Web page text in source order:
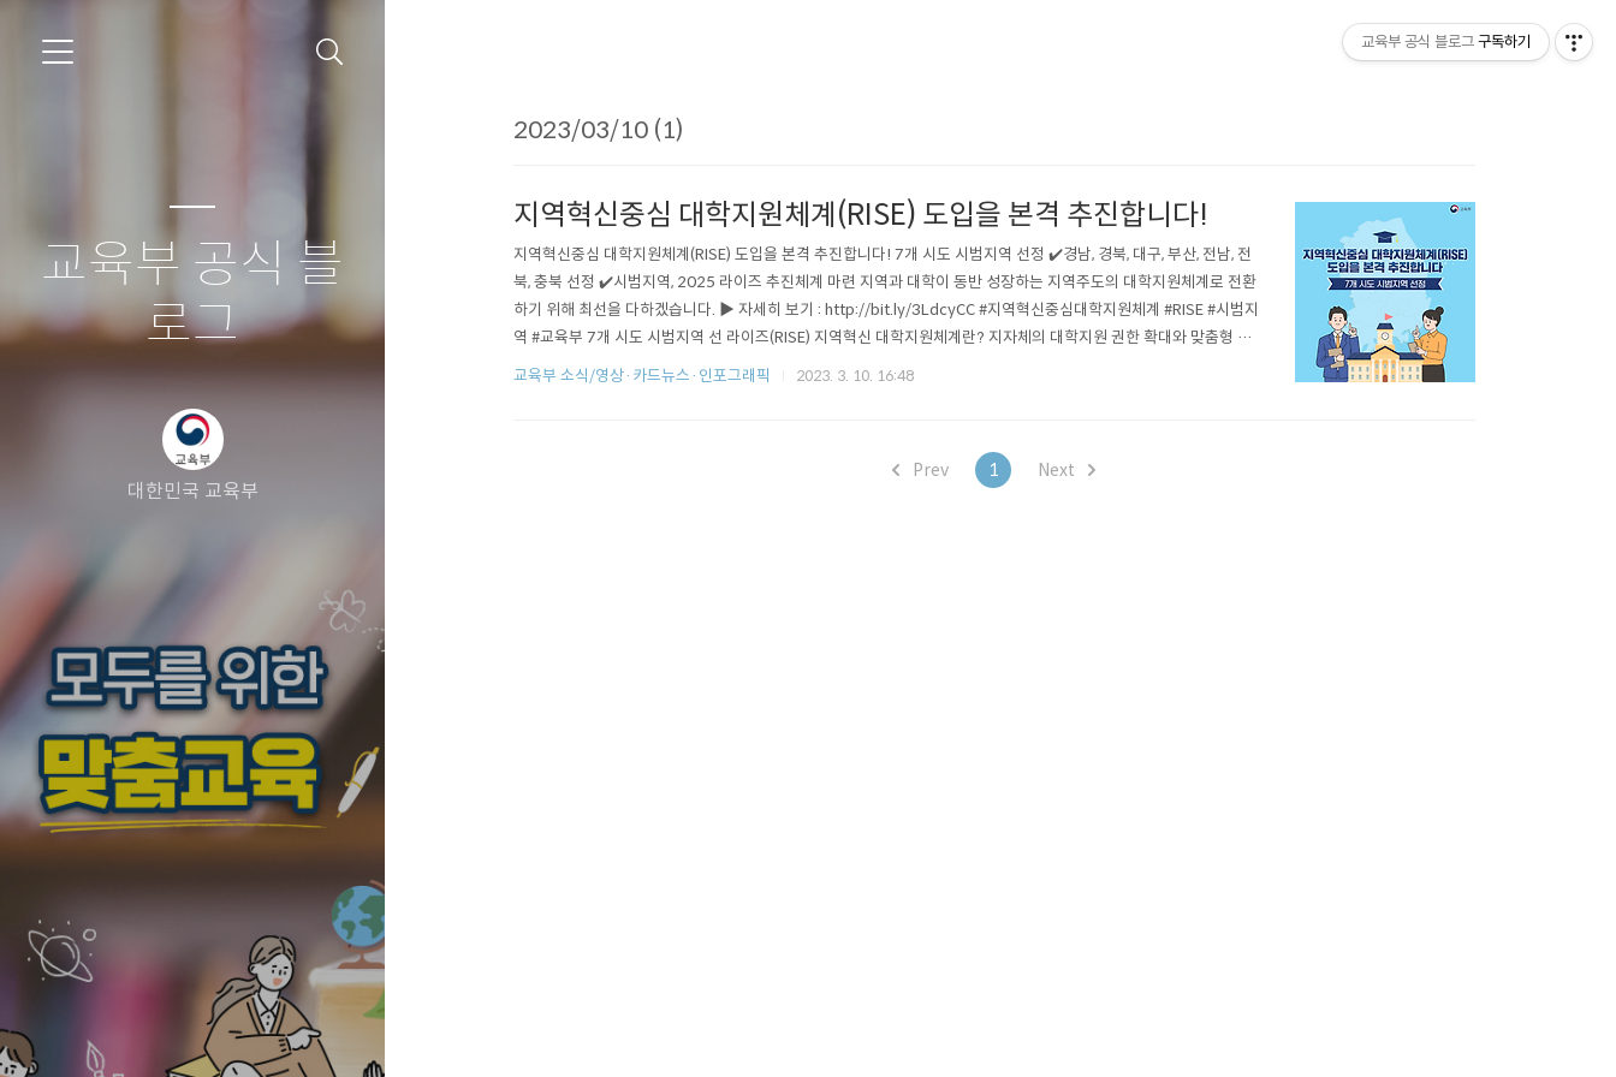
교육부 공식 블
로그
대한민국 교육부
2023/03/10 (1)
지역혁신중심 대학지원체계(RISE) 도입을 본격 추진합니다!
지역혁신중심 대학지원체계(RISE) 도입을 본격 추진합니다! 7개 시도 시범지역 선정 ✔️경남, 경북, 대구, 부산, 전남, 전
북, 충북 선정 ✔️시범지역, 2025 라이즈 추진체계 마련 지역과 대학이 동반 성장하는 지역주도의 대학지원체계로 전환
하기 위해 최선을 다하겠습니다. ▶ 자세히 보기 : http://bit.ly/3LdcyCC #지역혁신중심대학지원체계 #RISE #시범지
역 #교육부 7개 시도 시범지역 선 라이즈(RISE) 지역혁신 대학지원체계란? 지자체의 대학지원 권한 확대와 맞춤형 규
제완화를 통해 지자체 주도로 지역발전과 연계한 대학지원으로 지역과 대학의 동반성장을 추진하는 체계입니다. 7개
교육부 소식/영상·카드뉴스·인포그래픽 2023. 3. 10. 16:48
Prev 1 Next
교육부 공식 블로그 구독하기